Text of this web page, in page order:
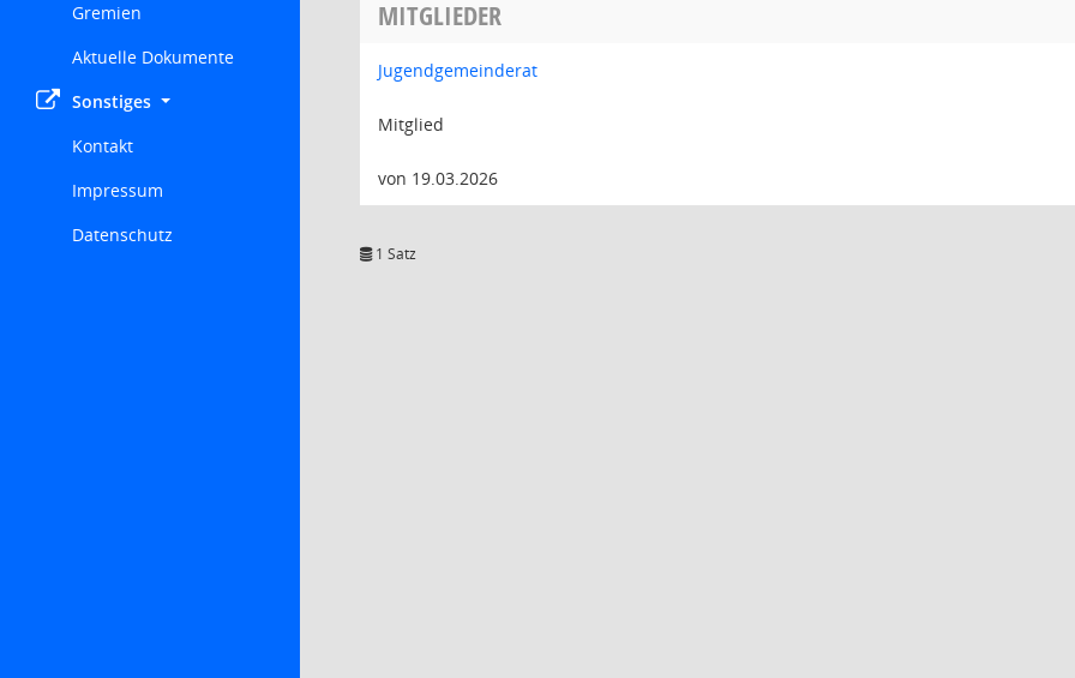
Gremien
Aktuelle Dokumente
Sonstiges
Kontakt
Impressum
Datenschutz
MITGLIEDER
Jugendgemeinderat
Mitglied
von 19.03.2026
1 Satz